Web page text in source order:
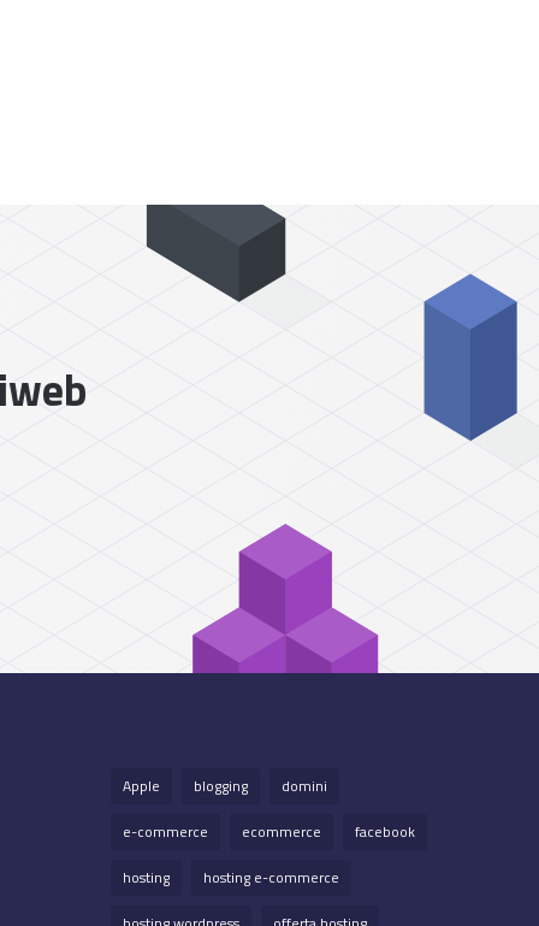
Apple blogging
domini
e-commerce
ecommerce
facebook
hosting
hosting e-commerce